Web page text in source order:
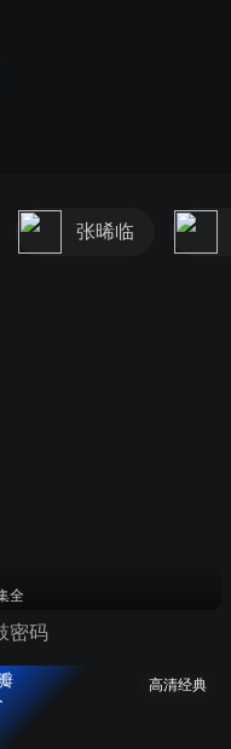
张晞临
全
密码
高清经典